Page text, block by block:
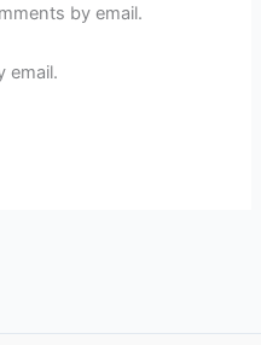
by email.
email.